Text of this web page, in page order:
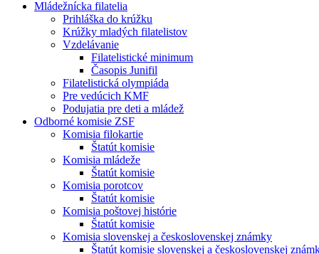
Mládežnícka filatelia
Prihláška do krúžku
Krúžky mladých filatelistov
Vzdelávanie
Filatelistické minimum
Časopis Junifil
Filatelistická olympiáda
Pre vedúcich KMF
Podujatia pre deti a mládež
Odborné komisie ZSF
Komisia filokartie
Štatút komisie
Komisia mládeže
Štatút komisie
Komisia porotcov
Štatút komisie
Komisia poštovej histórie
Štatút komisie
Komisia slovenskej a československej známky
Štatút komisie slovenskej a československej